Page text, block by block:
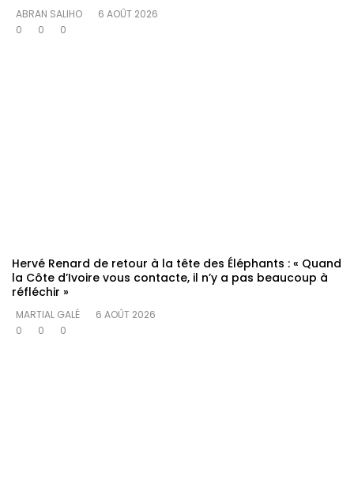
ABRAN SALIHO
6 AOÛT 2026
0
0 0
Hervé Renard de retour à la tête des Éléphants : « Quand
la Côte d’Ivoire vous contacte, il n’y a pas beaucoup à
réfléchir »
MARTIAL GALÉ
6 AOÛT 2026
0
0 0